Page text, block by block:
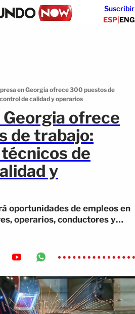
Suscribir
ESP|ENG
en Georgia ofrece 300 puestos de
de calidad y operarios
Georgia ofrece
de trabajo:
de
y
oportunidades de empleos en
operarios, conductores y